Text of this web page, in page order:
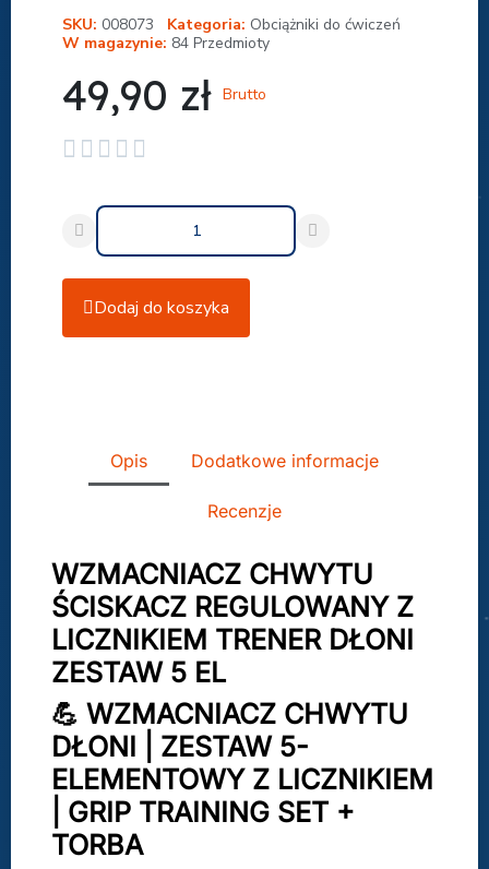
SKU 008073 Kategoria Obciążniki do ćwiczeń
W magazynie 84 Przedmioty
49,90 zł Brutto
    
Dodaj do koszyka
Opis Dodatkowe informacje
Recenzje
WZMACNIACZ CHWYTU
ŚCISKACZ REGULOWANY Z
LICZNIKIEM TRENER DŁONI
ZESTAW 5 EL
💪 WZMACNIACZ CHWYTU
DŁONI | ZESTAW 5-
ELEMENTOWY Z LICZNIKIEM
| GRIP TRAINING SET +
TORBA